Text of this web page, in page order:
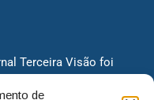
de
Terceira Visão foi